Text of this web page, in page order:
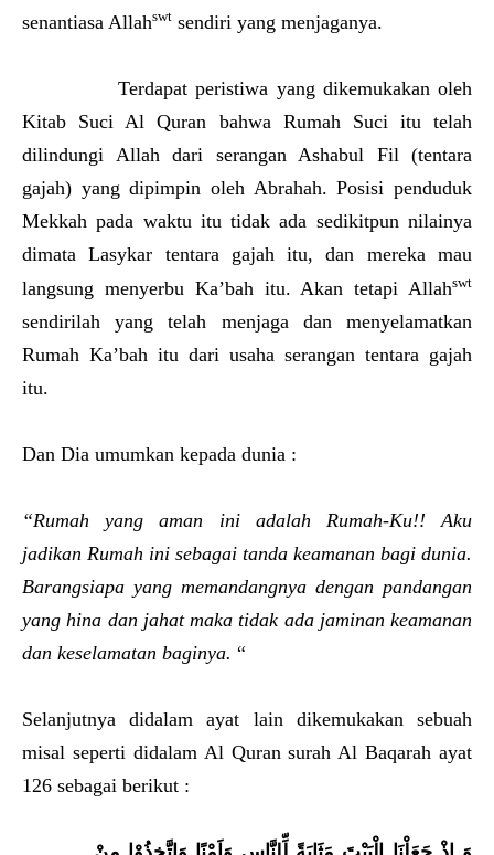
senantiasa Allahswt sendiri yang menjaganya.
Terdapat peristiwa yang dikemukakan oleh
Kitab Suci Al Quran bahwa Rumah Suci itu telah
dilindungi Allah dari serangan Ashabul Fil (tentara
gajah) yang dipimpin oleh Abrahah. Posisi penduduk
Mekkah pada waktu itu tidak ada sedikitpun nilainya
dimata Lasykar tentara gajah itu, dan mereka mau
langsung menyerbu Ka’bah itu. Akan tetapi Allahswt
sendirilah yang telah menjaga dan menyelamatkan
Rumah Ka’bah itu dari usaha serangan tentara gajah
itu.
Dan Dia umumkan kepada dunia :
“Rumah yang aman ini adalah Rumah-Ku!! Aku
jadikan Rumah ini sebagai tanda keamanan bagi dunia.
Barangsiapa yang memandangnya dengan pandangan
yang hina dan jahat maka tidak ada jaminan keamanan
dan keselamatan baginya. “
Selanjutnya didalam ayat lain dikemukakan sebuah
misal seperti didalam Al Quran surah Al Baqarah ayat
126 sebagai berikut :